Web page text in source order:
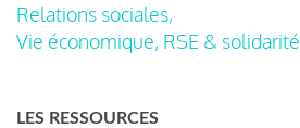
Relations sociales,
Vie économique, RSE & solidarité
LES RESSOURCES